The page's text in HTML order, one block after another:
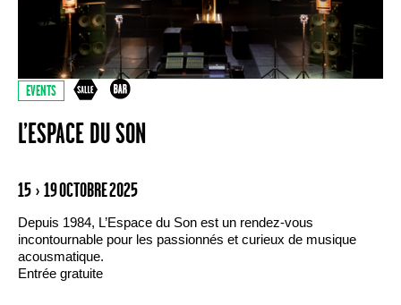
EVENTS
L’ESPACE DU SON
15 › 19 OCTOBRE 2025
Depuis 1984, L’Espace du Son est un rendez-vous
incontournable pour les passionnés et curieux de musique
acousmatique.
Entrée gratuite